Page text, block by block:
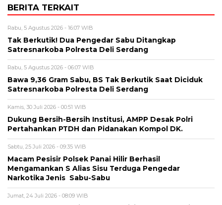
BERITA TERKAIT
Rabu, 5 Agustus 2026 - 16:07 WIB
Tak Berkutik! Dua Pengedar Sabu Ditangkap
Satresnarkoba Polresta Deli Serdang
Rabu, 5 Agustus 2026 - 06:07 WIB
Bawa 9,36 Gram Sabu, BS Tak Berkutik Saat Diciduk
Satresnarkoba Polresta Deli Serdang
Kamis, 30 Juli 2026 - 00:51 WIB
Dukung Bersih-Bersih Institusi, AMPP Desak Polri
Pertahankan PTDH dan Pidanakan Kompol DK.
Sabtu, 25 Juli 2026 - 09:35 WIB
Macam Pesisir Polsek Panai Hilir Berhasil
Mengamankan S Alias Sisu Terduga Pengedar
Narkotika Jenis Sabu-Sabu
Jumat, 24 Juli 2026 - 08:09 WIB